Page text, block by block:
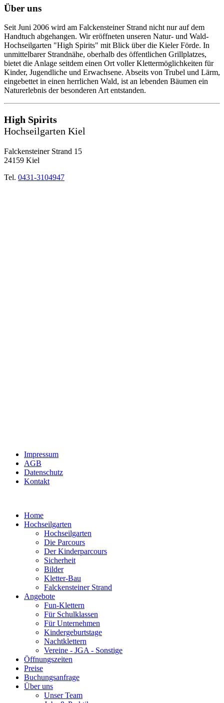
Über uns
Seit Juni 2006 wird am Falckensteiner Strand nicht nur auf dem
Handtuch abgehangen. Wir eröffneten unseren Natur- und Wald-
Hochseilgarten "High Spirits" mit Blick über die Kieler Förde. In
unmittelbarer Strandnähe, oberhalb des öffentlichen Grillplatzes,
bietet die Anlage seitdem einen Ort voller Klettermöglichkeiten für
Kinder, Jugendliche und Erwachsene. Abseits von Trubel und Lärm,
eingebettet in einen herrlichen Wald, ist an lebenden Bäumen ein
Naturerlebnis der besonderen Art entstanden.
High Spirits
Hochseilgarten Kiel
Falckensteiner Strand 15
24159 Kiel
Tel. 0431-3104947
Impressum
AGB
Datenschutz
Kontakt
Home
Hochseilgarten
Hochseilgarten
Die Parcours
Der Kinderparcours
Sicherheit
Bilder
Kletter-Bau
Falckensteiner Strand
Angebote
Fun-Klettern
Für Schulklassen
Für Unternehmen
Kindergeburtstage
Nachtklettern
Vereine - JGA - Sonstige
Öffnungszeiten
Preise
Buchungsanfrage
Über uns
Unser Team